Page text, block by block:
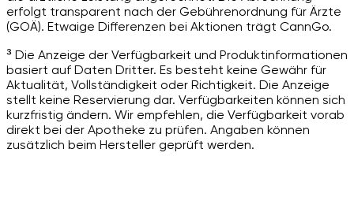
erfolgt transparent nach der Gebührenordnung für Ärzte
(GOÄ). Etwaige Differenzen bei Aktionen trägt CannGo.
³ Die Anzeige der Verfügbarkeit und Produktinformationen
basiert auf Daten Dritter. Es besteht keine Gewähr für
Aktualität, Vollständigkeit oder Richtigkeit. Die Anzeige
stellt keine Reservierung dar. Verfügbarkeiten können sich
kurzfristig ändern. Wir empfehlen, die Verfügbarkeit vorab
direkt bei der Apotheke zu prüfen. Angaben können
zusätzlich beim Hersteller geprüft werden.